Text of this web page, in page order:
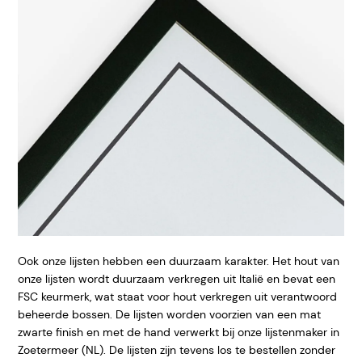
Ook onze lijsten hebben een duurzaam karakter. Het hout van
onze lijsten wordt duurzaam verkregen uit Italië en bevat een
FSC keurmerk, wat staat voor hout verkregen uit verantwoord
beheerde bossen. De lijsten worden voorzien van een mat
zwarte finish en met de hand verwerkt bij onze lijstenmaker in
Zoetermeer (NL). De lijsten zijn tevens los te bestellen zonder